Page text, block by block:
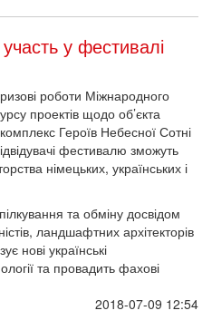
у фестивалі
роботи Міжнародного
проектів щодо об’єкта
Героїв Небесної Сотні
фестивалю зможуть
німецьких, українських і
та обміну досвідом
ландшафтних архітекторів
нові українські
та провадить фахові
2018-07-09 12:54